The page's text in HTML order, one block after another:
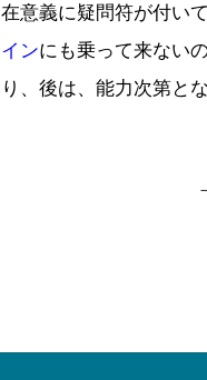
在意義に疑問符が付い
インにも乗って来ない
り、後は、能力次第と